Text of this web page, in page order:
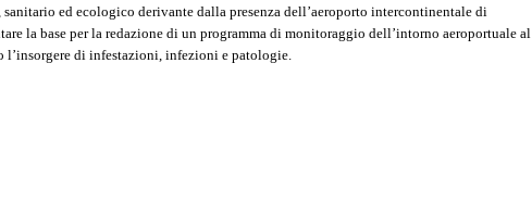
ed ecologico derivante dalla presenza dell’aeroporto intercontinentale di
la base per la redazione di un programma di monitoraggio dell’intorno aeroportuale al
l’insorgere di infestazioni, infezioni e patologie.